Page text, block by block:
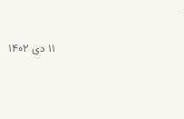
۱۱ دی ۱۴۰۲